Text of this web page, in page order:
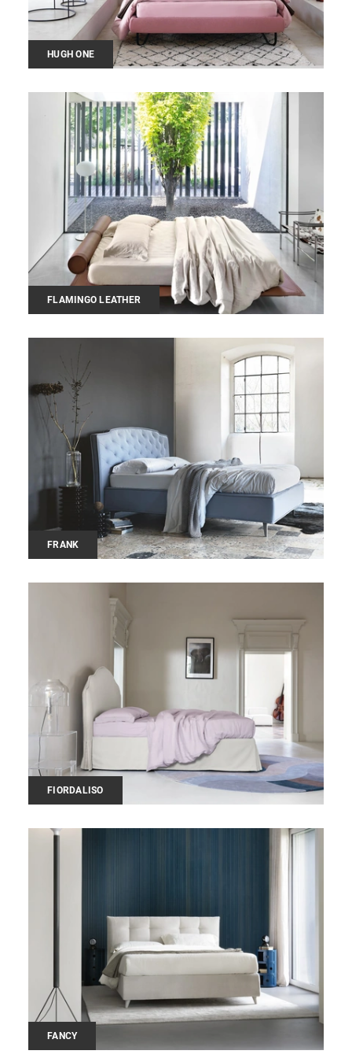
HUGH ONE
FLAMINGO LEATHER
FRANK
FIORDALISO
FANCY